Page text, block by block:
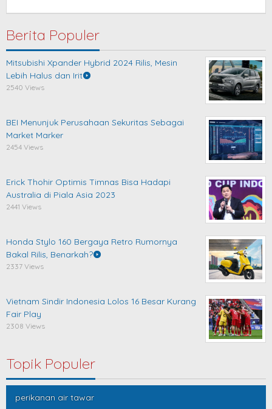
Berita Populer
Mitsubishi Xpander Hybrid 2024 Rilis, Mesin
Lebih Halus dan Irit
2540 Views
BEI Menunjuk Perusahaan Sekuritas Sebagai
Market Marker
2454 Views
Erick Thohir Optimis Timnas Bisa Hadapi
Australia di Piala Asia 2023
2441 Views
Honda Stylo 160 Bergaya Retro Rumornya
Bakal Rilis, Benarkah?
2337 Views
Vietnam Sindir Indonesia Lolos 16 Besar Kurang
Fair Play
2308 Views
Topik Populer
perikanan air tawar